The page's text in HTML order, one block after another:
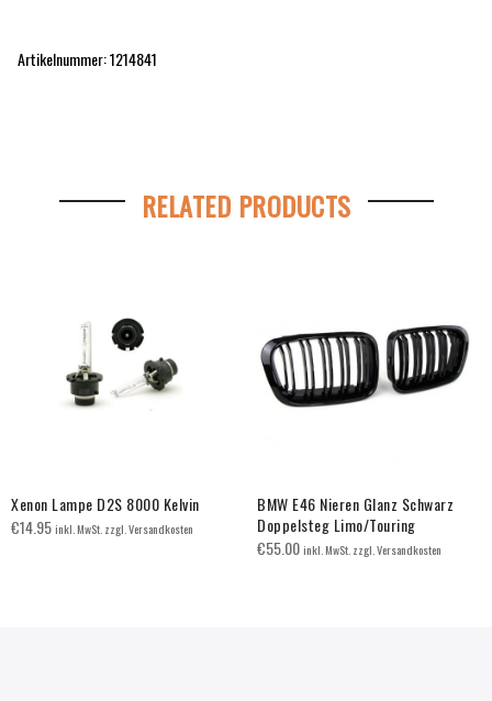
Artikelnummer: 1214841
RELATED PRODUCTS
Xenon Lampe D2S 8000 Kelvin
€14.95inkl. MwSt. zzgl. Versandkosten
BMW E46 Nieren Glanz Schwarz
Doppelsteg Limo/Touring
€55.00inkl. MwSt. zzgl. Versandkosten